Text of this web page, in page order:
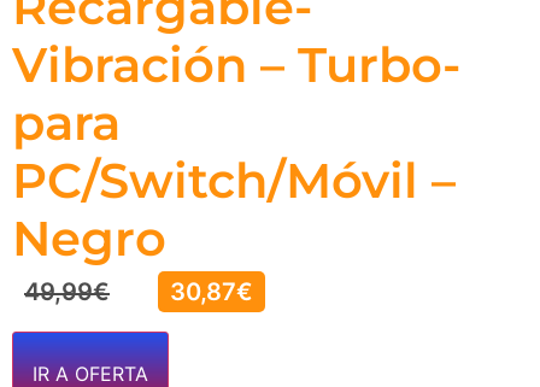
Vibración – Turbo-
para
PC/Switch/Móvil –
Negro
49,99€ 30,87€
IR A OFERTA